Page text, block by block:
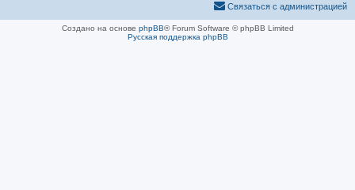
Связаться с администрацией
Создано на основе phpBB® Forum Software © phpBB Limited
Русская поддержка phpBB